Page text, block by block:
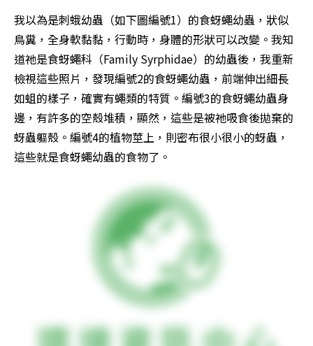
我以為是刺蛾幼蟲（如下圖編號1）的食蚜蠅幼蟲，狀似
鳥糞，全身軟黏黏，行動時，身體的形狀可以改變。我知
道祂是食蚜蠅科（Family Syrphidae）的幼蟲後，我重新
檢視這些照片，發現編號2的食蚜蠅幼蟲，前端伸出細長
如蛆的樣子，確實有蠅類的特質。編號3的食蚜蠅幼蟲身
邊，有許多的空殼堆積，顯然，這些是被祂吸食後拋棄的
蚜蟲軀殼。編號4的植物莖上，則密布很小很小的蚜蟲，
這些就是食蚜蠅幼蟲的食物了。